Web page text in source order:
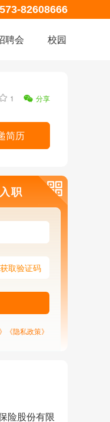
82608666
聘会 校园
分享
1
简历
职
《隐私政策》
险股份有限